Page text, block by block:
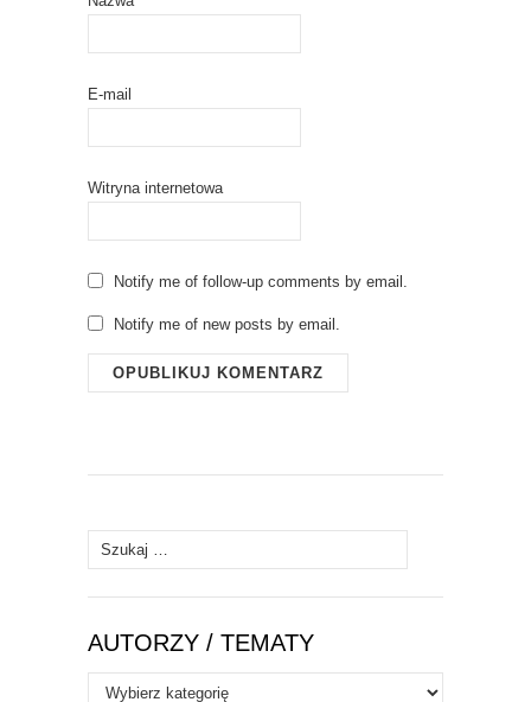
E-mail
Witryna internetowa
Notify me of follow-up comments by email.
Notify me of new posts by email.
Szukaj:
AUTORZY / TEMATY
Autorzy